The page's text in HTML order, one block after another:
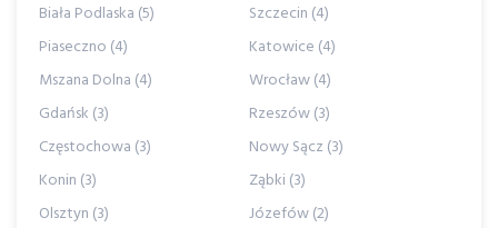
Biała Podlaska (5)
Szczecin (4)
Piaseczno (4)
Katowice (4)
Mszana Dolna (4)
Wrocław (4)
Gdańsk (3)
Rzeszów (3)
Częstochowa (3)
Nowy Sącz (3)
Konin (3)
Ząbki (3)
Olsztyn (3)
Józefów (2)